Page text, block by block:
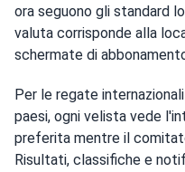
ora seguono gli standard
valuta corrisponde alla
schermate di
Per le regate
paesi, ogni velista vede
preferita mentre il
Risultati, classifiche e